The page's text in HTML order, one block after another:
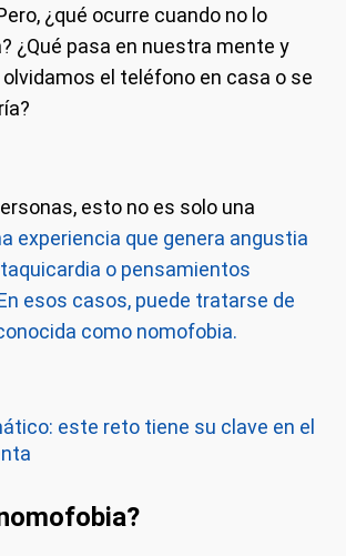
¿qué ocurre cuando no lo
¿Qué pasa en nuestra mente y
el teléfono en casa o se
esto no es solo una
experiencia que genera angustia
o pensamientos
esos casos, puede tratarse de
como nomofobia.
este reto tiene su clave en el